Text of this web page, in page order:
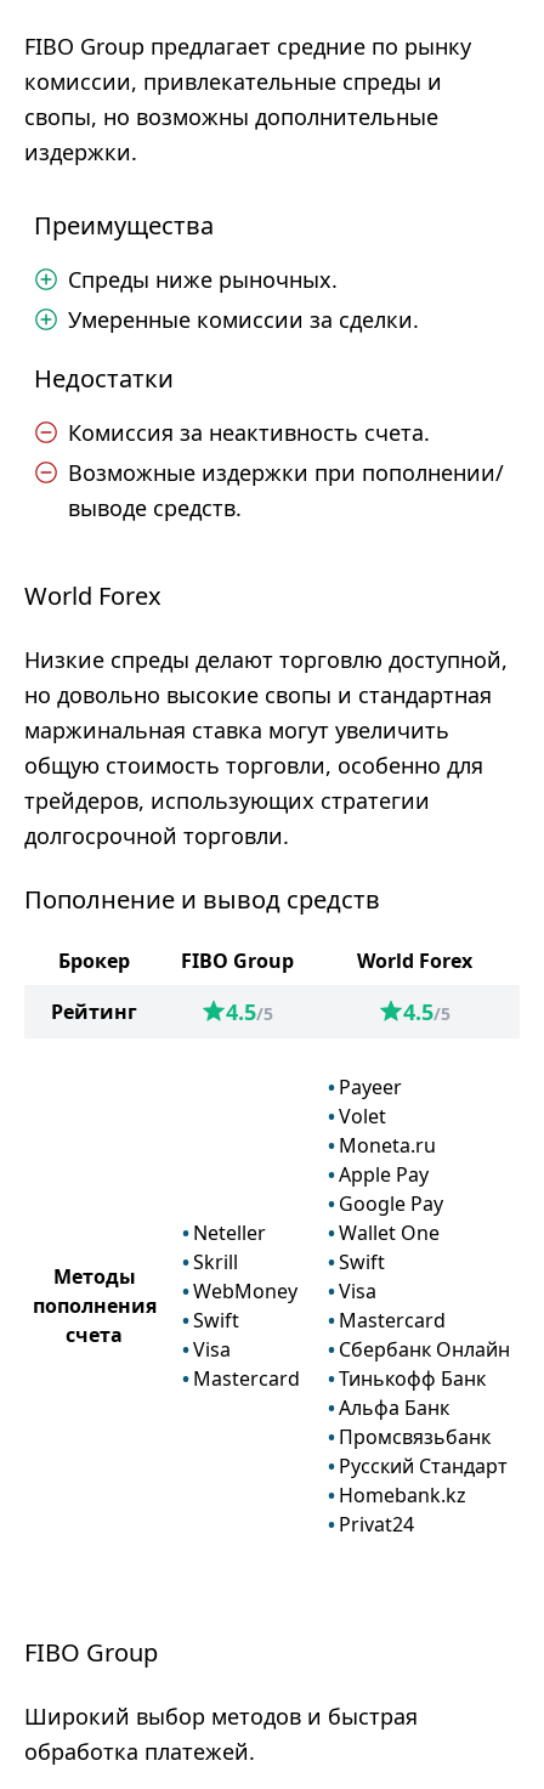
FIBO Group предлагает средние по рынку
комиссии, привлекательные спреды и
свопы, но возможны дополнительные
издержки.
Преимущества
Спреды ниже рыночных.
Умеренные комиссии за сделки.
Недостатки
Комиссия за неактивность счета.
Возможные издержки при пополнении/
выводе средств.
World Forex
Низкие спреды делают торговлю доступной,
но довольно высокие свопы и стандартная
маржинальная ставка могут увеличить
общую стоимость торговли, особенно для
трейдеров, использующих стратегии
долгосрочной торговли.
Пополнение и вывод средств
Брокер FIBO Group
World Forex
Рейтинг
4.5/5 4.5/5
Методы
пополнения
счета
Neteller
Skrill
WebMoney
Swift
Visa
Mastercard
Payeer
Volet
Moneta.ru
Apple Pay
Google Pay
Wallet One
Swift
Visa
Mastercard
Сбербанк Онлайн
Тинькофф Банк
Альфа Банк
Промсвязьбанк
Русский Стандарт
Homebank.kz
Privat24
FIBO Group
Широкий выбор методов и быстрая
обработка платежей.